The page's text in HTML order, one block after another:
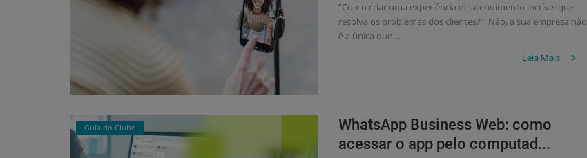
“Como criar uma experiência de atendimento incrível que
resolva os problemas dos clientes?” Não, a sua empresa não
é a única que ...
Leia Mais
Guia do Clube
WhatsApp Business Web: como
acessar o app pelo computad...